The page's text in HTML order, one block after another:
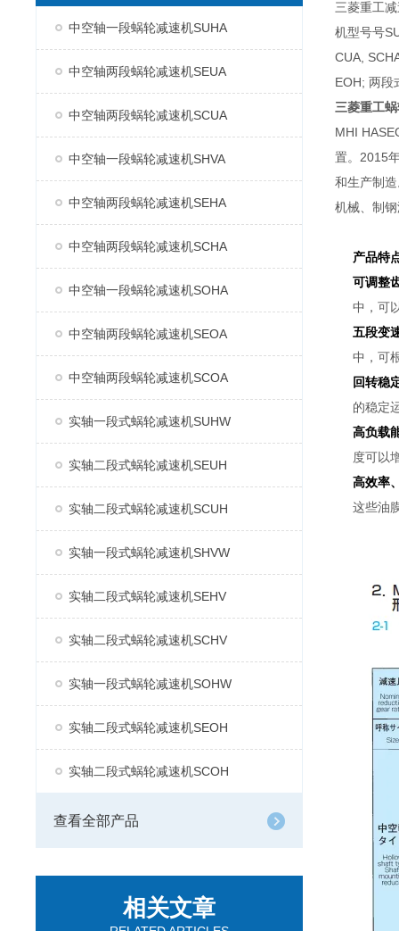
中空轴一段蜗轮减速机SUHA
中空轴两段蜗轮减速机SEUA
中空轴两段蜗轮减速机SCUA
中空轴一段蜗轮减速机SHVA
中空轴两段蜗轮减速机SEHA
中空轴两段蜗轮减速机SCHA
中空轴一段蜗轮减速机SOHA
中空轴两段蜗轮减速机SEOA
中空轴两段蜗轮减速机SCOA
实轴一段式蜗轮减速机SUHW
实轴二段式蜗轮减速机SEUH
实轴二段式蜗轮减速机SCUH
实轴一段式蜗轮减速机SHVW
实轴二段式蜗轮减速机SEHV
实轴二段式蜗轮减速机SCHV
实轴一段式蜗轮减速机SOHW
实轴二段式蜗轮减速机SEOH
实轴二段式蜗轮减速机SCOH
查看全部产品
相关文章
三菱重工
机型号号
CUA,
EOH; 两段
三菱重工
MHI
置。2015
和生产制
机械、制
产品特
可调整
中，可
五段变
中，可
回转稳
的稳定
高负载
度可以
高效率
这些油